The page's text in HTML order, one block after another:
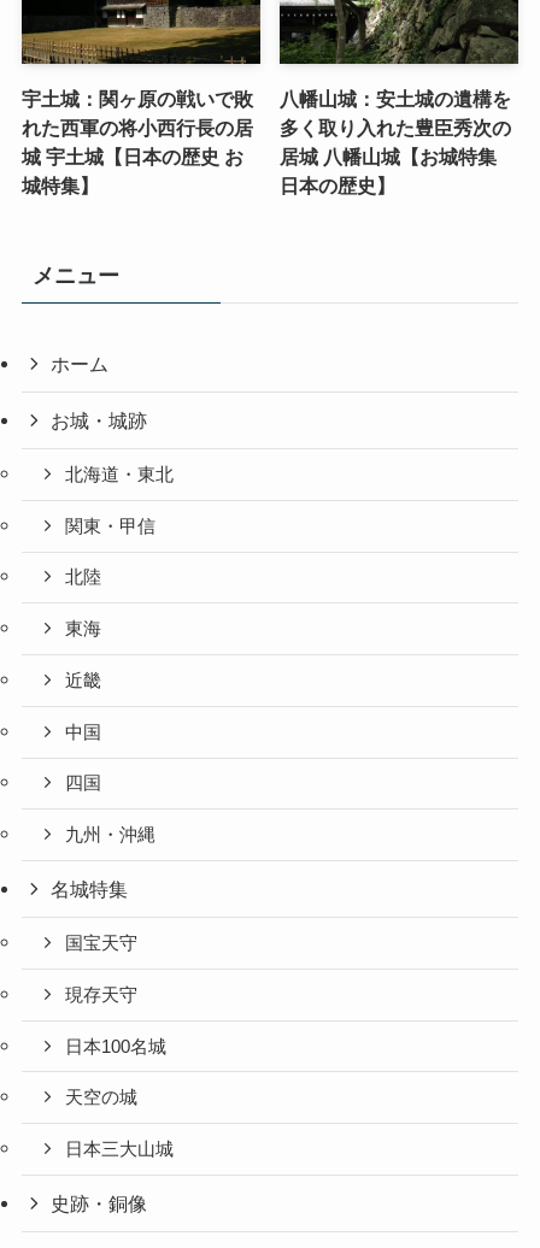
宇土城：関ヶ原の戦いで敗
れた西軍の将小西行長の居
城 宇土城【日本の歴史 お
城特集】
八幡山城：安土城の遺構を
多く取り入れた豊臣秀次の
居城 八幡山城【お城特集
日本の歴史】
メニュー
ホーム
お城・城跡
北海道・東北
関東・甲信
北陸
東海
近畿
中国
四国
九州・沖縄
名城特集
国宝天守
現存天守
日本100名城
天空の城
日本三大山城
史跡・銅像